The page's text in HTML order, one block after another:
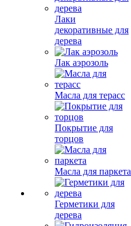
Лаки
декоративные для
дерева
Лак аэрозоль
Масла для терасс
Покрытие для
торцов
Масла для паркета
Герметики для
дерева